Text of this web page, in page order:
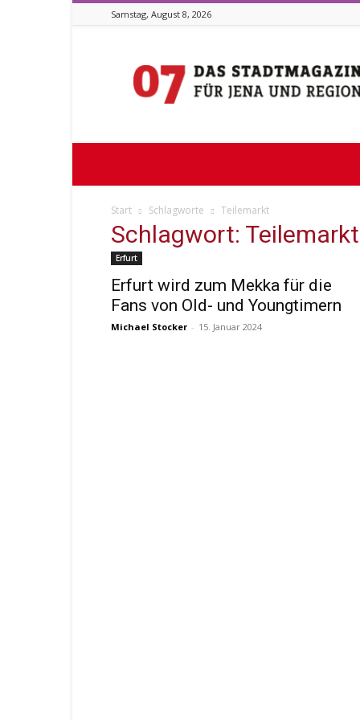
Samstag, August 8, 2026
07
Start Schlagworte Teilemarkt
Schlagwort: Teilemarkt
Erfurt
Erfurt wird zum Mekka für die
Fans von Old- und Youngtimern
Michael Stocker - 15. Januar 2024